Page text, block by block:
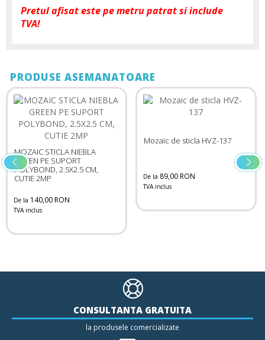
Pretul afisat este pe metru patrat si include
TVA!
PRODUSE ASEMANATOARE
MOZAIC STICLA NIEBLA
GREEN PE SUPORT
POLYBOND, 2.5X2.5 CM,
CUTIE 2MP
De la 140,00 RON
TVA inclus
Mozaic de sticla HVZ-137
De la 89,00 RON
TVA inclus
CONSULTANTA GRATUITA
la produsele comercializate